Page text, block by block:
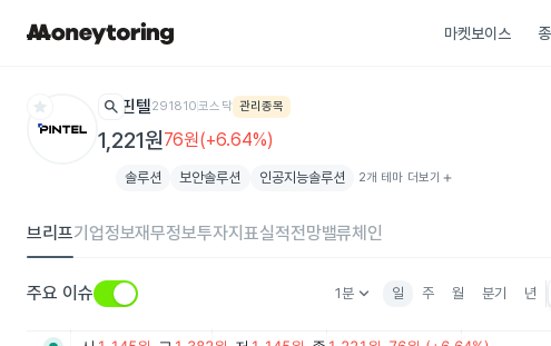
마켓보이스
star search 핀텔291810코스닥 관리종목
1,221원76원(+6.64%)
솔루션 보안솔루션 인공지능솔루션 2개 테마 더보기 add
브리프기업정보재무정보투자지표실적전망밸류체인
주요 이슈 1분keyboard_arrow_down 일 주 월 분기 년